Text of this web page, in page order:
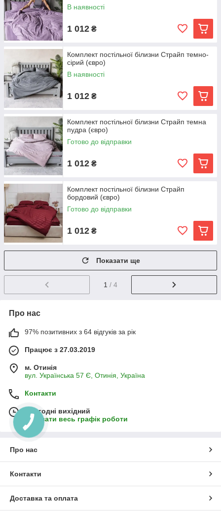
В наявності
1 012 ₴
Комплект постільної білизни Страйп темно-
сірий (євро)
В наявності
1 012 ₴
Комплект постільної білизни Страйп темна
пудра (євро)
Готово до відправки
1 012 ₴
Комплект постільної білизни Страйп
бордовий (євро)
Готово до відправки
1 012 ₴
Показати ще
1 / 4
Про нас
97% позитивних з 64 відгуків за рік
Працює з 27.03.2019
м. Отинія
вул. Українська 57 Є, Отинія, Україна
Контакти
Сьогодні вихідний
Показати весь графік роботи
Про нас
Контакти
Доставка та оплата